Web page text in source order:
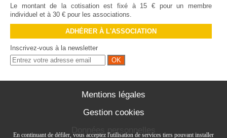
Le montant de la cotisation est fixé à 15 € pour un membre
individuel et à 30 € pour les associations.
ADHÉRER À L'ASSOCIATION
Inscrivez-vous à la newsletter
Mentions légales
Gestion cookies
Données personnelles
En continuant de défiler, vous acceptez l'utilisation de services tiers pouvant installer